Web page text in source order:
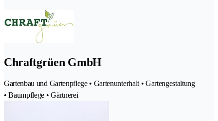
Chraftgrüen GmbH
Gartenbau und Gartenpflege • Gartenunterhalt • Gartengestaltung
• Baumpflege • Gärtnerei